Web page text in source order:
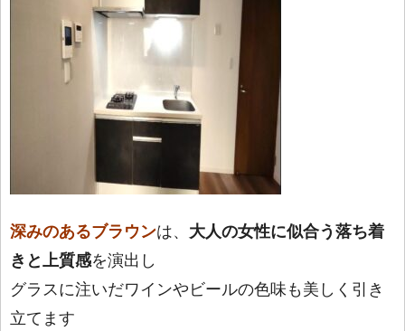
深みのあるブラウンは、 大人の女性に似合う落ち着
きと上質感を演出し
グラスに注いだワインやビールの色味も美しく引き
立てます